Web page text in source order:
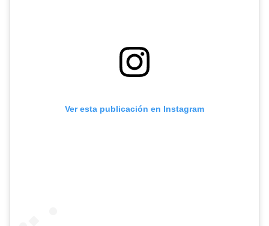
Ver esta publicación en Instagram